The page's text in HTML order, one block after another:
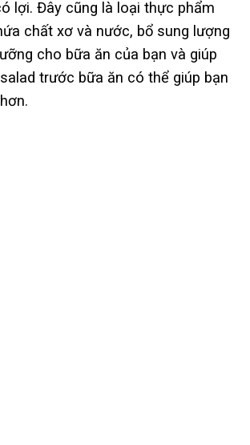
lợi. Đây cũng là loại thực phẩm
chất xơ và nước, bổ sung lượng
cho bữa ăn của bạn và giúp
trước bữa ăn có thể giúp bạn